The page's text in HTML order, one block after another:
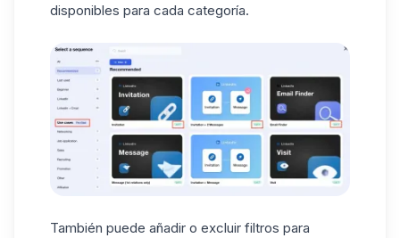
disponibles para cada categoría.
También puede añadir o excluir filtros para